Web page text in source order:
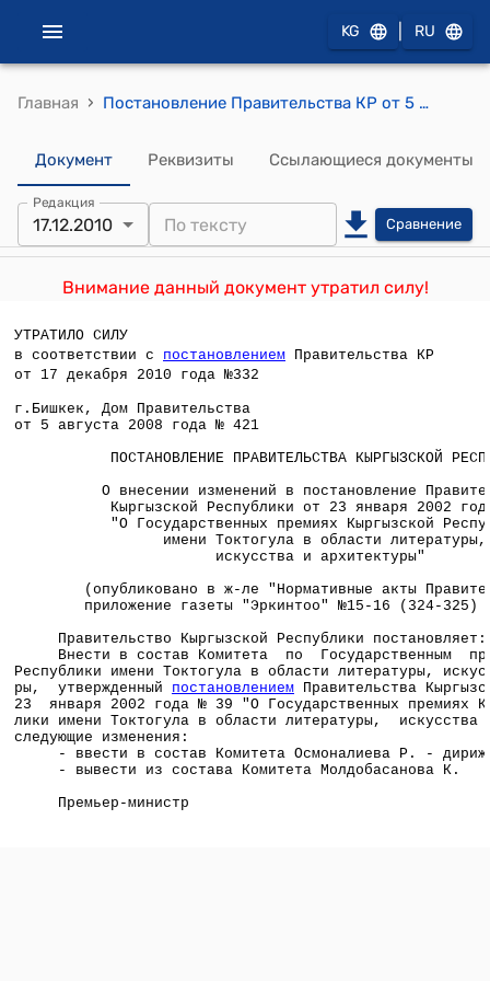
KG RU
Главная › Постановление Правительства КР от 5 августа 2008 года № 421 "О внесении изменений в постановление Правительства Кыргызской Республики от 23 января 2002 года N 39 "О Государственных премиях Кыргызской Республики имени Токтогула в области литературы, искусства и архитектуры"
Документ Реквизиты Ссылающиеся документы
Редакция
17.12.2010 Сравнение
Внимание данный документ утратил силу!